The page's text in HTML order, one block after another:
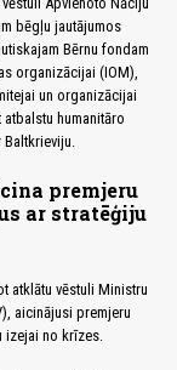
bēgļu jautājumos
Bērnu fondam
organizācijai (IOM),
un organizācijai
humanitāro
Baltkrieviju.
premjeru
ar stratēģiju
atklātu vēstuli Ministru
aicinājusi premjeru
izejai no krīzes.